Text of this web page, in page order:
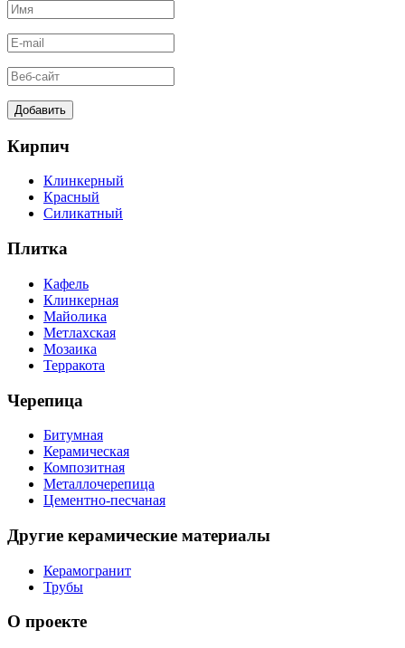
Кирпич
Клинкерный
Красный
Силикатный
Плитка
Кафель
Клинкерная
Майолика
Метлахская
Мозаика
Терракота
Черепица
Битумная
Керамическая
Композитная
Металлочерепица
Цементно-песчаная
Другие керамические материалы
Керамогранит
Трубы
О проекте